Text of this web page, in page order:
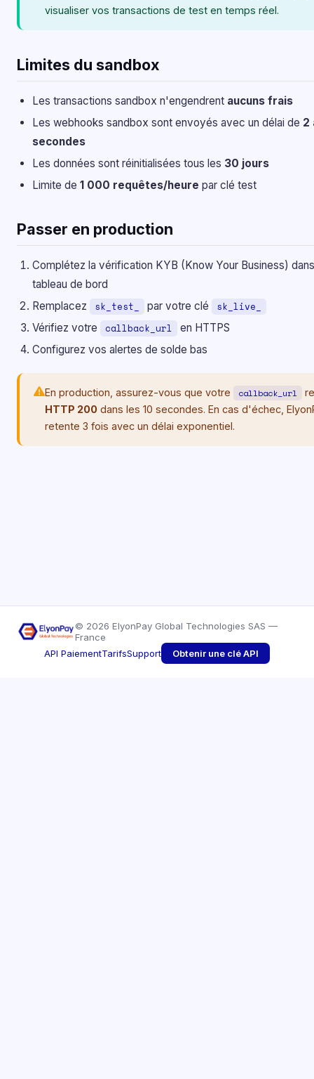
visualiser vos transactions de test en temps réel.
Limites du sandbox
Les transactions sandbox n'engendrent aucuns frais
Les webhooks sandbox sont envoyés avec un délai de 2
secondes
Les données sont réinitialisées tous les 30 jours
Limite de 1 000 requêtes/heure par clé test
Passer en production
Complétez la vérification KYB (Know Your Business)
tableau de bord
Remplacez
sk_test_ par votre clé
sk_live_
Vérifiez votre
callback_url
en HTTPS
Configurez vos alertes de solde bas
En production, assurez-vous que votre callback_url
HTTP 200 dans les 10 secondes. En cas d'échec,
retente 3 fois avec un délai exponentiel.
© 2026 ElyonPay Global Technologies SAS —
France
API PaiementTarifsSupport Obtenir une clé API